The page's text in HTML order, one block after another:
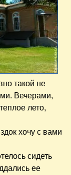
такой не
Вечерами,
лето,
хочу с вами
сидеть
ее